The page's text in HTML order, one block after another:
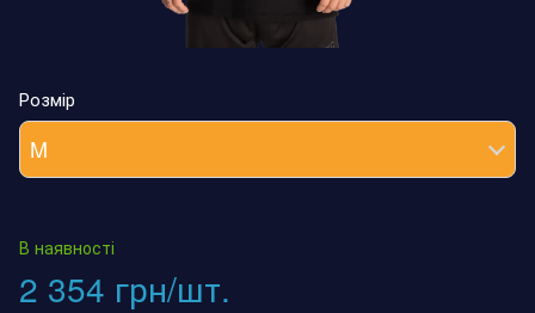
Розмір
M
В наявності
2 354 грн/шт.